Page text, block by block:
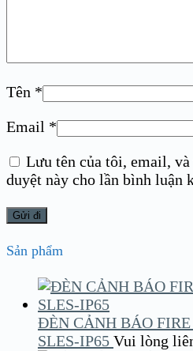
Tên *
Email *
Lưu tên của tôi, email,
duyệt này cho lần bình luận
Sản phẩm
ĐÈN CẢNH BÁO
SLES-IP65 Vui lòng